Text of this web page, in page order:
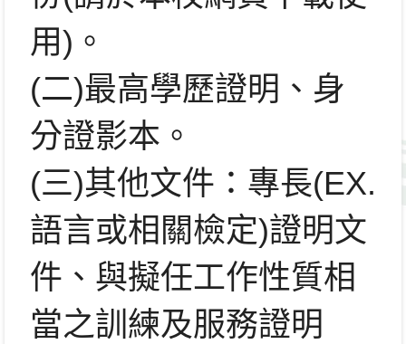
用)。
(二)最高學歷證明、身
分證影本。
(三)其他文件：專長(EX.
語言或相關檢定)證明文
件、 與擬任工作性質相
當之訓練及服務證明